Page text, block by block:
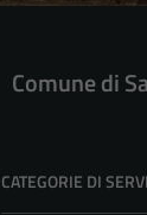
Comune di
CATEGORIE DI